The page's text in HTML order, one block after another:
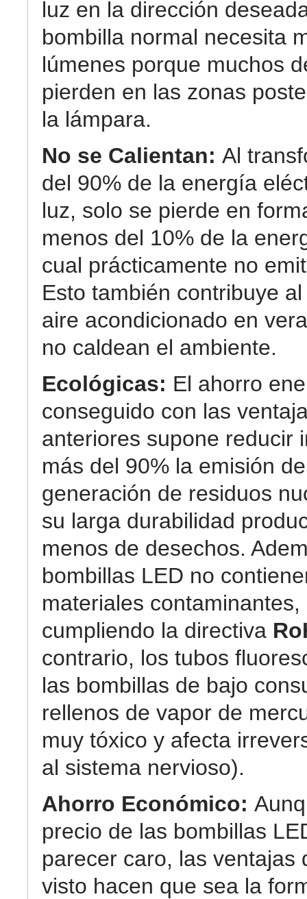
luz en la dirección
bombilla normal necesita
lúmenes porque muchos
pierden en las zonas
la lámpara.
No se Calientan: Al
del 90% de la energía
luz, solo se pierde en
menos del 10% de la
cual prácticamente no
Esto también contribuye
aire acondicionado en
no caldean el ambiente.
Ecológicas: El ahorro
conseguido con las
anteriores supone reducir
más del 90% la emisión
generación de residuos
su larga durabilidad
menos de desechos.
bombillas LED no
materiales contaminantes,
cumpliendo la directiva
contrario, los tubos
las bombillas de bajo
rellenos de vapor de
muy tóxico y afecta
al sistema nervioso).
Ahorro Económico:
precio de las bombillas
parecer caro, las ventajas
visto hacen que sea la